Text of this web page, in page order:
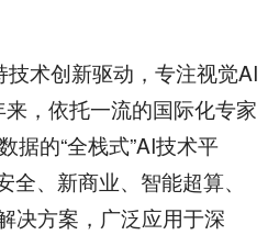
术创新驱动，专注视觉AI
，依托一流的国际化专家
据的“全栈式”AI技术平
、新商业、智能超算、
决方案，广泛应用于深